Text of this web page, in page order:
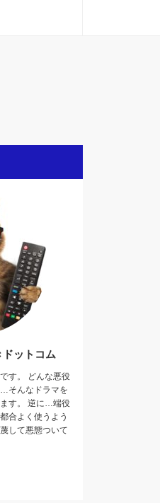
ットコム
す。 どんな悪役
そんなドラマを
す。 逆に…端役
合よく使うよう
して悪態ついて